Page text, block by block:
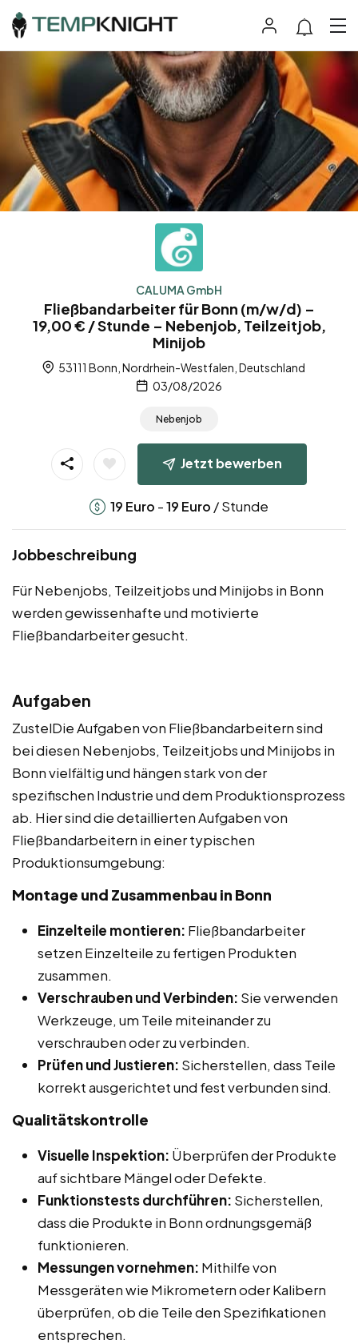
CALUMA GmbH
Fließbandarbeiter für Bonn (m/w/d) –
19,00 € / Stunde – Nebenjob, Teilzeitjob,
Minijob
53111 Bonn, Nordrhein-Westfalen, Deutschland
03/08/2026
Nebenjob
Jetzt bewerben
19 Euro -19 Euro / Stunde
Jobbeschreibung
Für Nebenjobs, Teilzeitjobs und Minijobs in Bonn
werden gewissenhafte und motivierte
Fließbandarbeiter gesucht.
Aufgaben
ZustelDie Aufgaben von Fließbandarbeitern sind
bei diesen Nebenjobs, Teilzeitjobs und Minijobs in
Bonn vielfältig und hängen stark von der
spezifischen Industrie und dem Produktionsprozess
ab. Hier sind die detaillierten Aufgaben von
Fließbandarbeitern in einer typischen
Produktionsumgebung:
Montage und Zusammenbau in Bonn
Einzelteile montieren: Fließbandarbeiter
setzen Einzelteile zu fertigen Produkten
zusammen.
Verschrauben und Verbinden: Sie verwenden
Werkzeuge, um Teile miteinander zu
verschrauben oder zu verbinden.
Prüfen und Justieren: Sicherstellen, dass Teile
korrekt ausgerichtet und fest verbunden sind.
Qualitätskontrolle
Visuelle Inspektion: Überprüfen der Produkte
auf sichtbare Mängel oder Defekte.
Funktionstests durchführen: Sicherstellen,
dass die Produkte in Bonn ordnungsgemäß
funktionieren.
Messungen vornehmen: Mithilfe von
Messgeräten wie Mikrometern oder Kalibern
überprüfen, ob die Teile den Spezifikationen
entsprechen.